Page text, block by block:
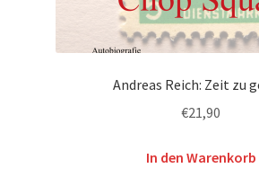
Andreas Reich: Zeit zu
€21,90
In den Warenkorb